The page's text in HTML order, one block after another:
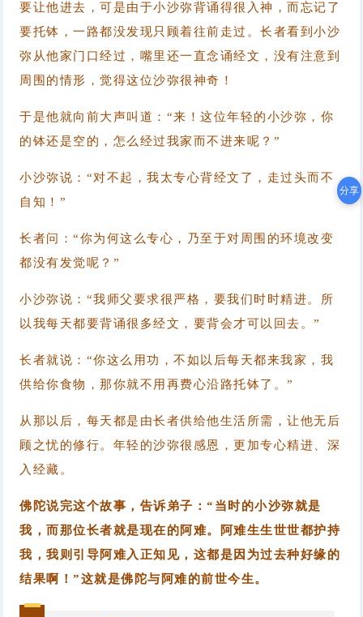
要让他进去，可是由于小沙弥背诵得很入神，而忘记了
要托钵，一路都没发现只顾着往前走过。长者看到小沙
弥从他家门口经过，嘴里还一直念诵经文，没有注意到
周围的情形，觉得这位沙弥很神奇！
于是他就向前大声叫道：“来！这位年轻的小沙弥，你
的钵还是空的，怎么经过我家而不进来呢？”
小沙弥说：“对不起，我太专心背经文了，走过头而不
自知！”
长者问：“你为何这么专心，乃至于对周围的环境改变
都没有发觉呢？”
小沙弥说：“我师父要求很严格，要我们时时精进。所
以我每天都要背诵很多经文，要背会才可以回去。”
长者就说：“你这么用功，不如以后每天都来我家，我
供给你食物，那你就不用再费心沿路托钵了。”
从那以后，每天都是由长者供给他生活所需，让他无后
顾之忧的修行。 年轻的沙弥很感恩，更加专心精进、深
入经藏。
佛陀说完这个故事，告诉弟子：“当时的小沙弥就是
我，而那位长者就是现在的阿难。
阿难生生世世都护持
我，我则引导阿难入正知见，这都是因为过去种好缘的
结果啊！”这就是佛陀与阿难的前世今生。
分享